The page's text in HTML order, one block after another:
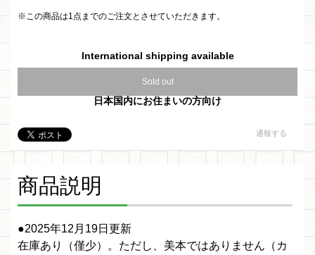
※この商品は1点までのご注文とさせていただきます。
International shipping available
Sold out
日本国内にお住まいの方向け
通報する
商品説明
●2025年12月19日更新
在庫あり（僅少）。ただし、美本ではありません（カ